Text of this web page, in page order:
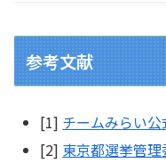
参考文献
[1] チームみらい
[2] 東京都選挙管